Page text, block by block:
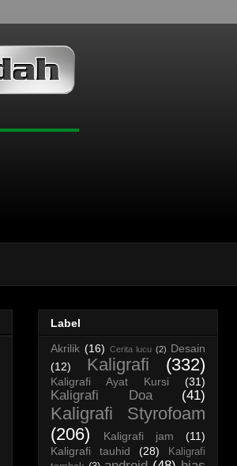
Label
Akrilik (16) Cerita lucu (2) Desain
(12)
Kaligrafi (332)
Kaligrafi Ayat Kursi (31)
Kaligrafi Doa (41)
Kaligrafi Styrofoam
(206)
Kaligrafi jam
(11)
Kaligrafi tauhid
(28)
Kaligrafi